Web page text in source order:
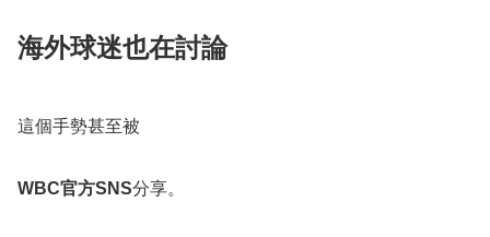
海外球迷也在討論
這個手勢甚至被
WBC官方SNS分享。